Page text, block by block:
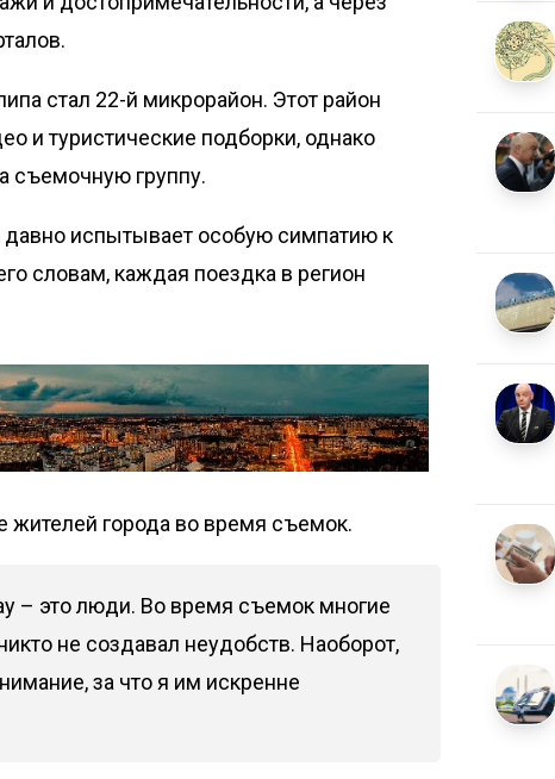
стал 22-й микрорайон. Этот район
и туристические подборки, однако
съемочную группу.
испытывает особую симпатию к
словам, каждая поездка в регион
жителей города во время съемок.
– это люди. Во время съемок многие
не создавал неудобств. Наоборот,
за что я им искренне